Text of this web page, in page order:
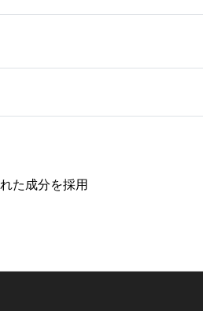
ラ削減
た成分を採用